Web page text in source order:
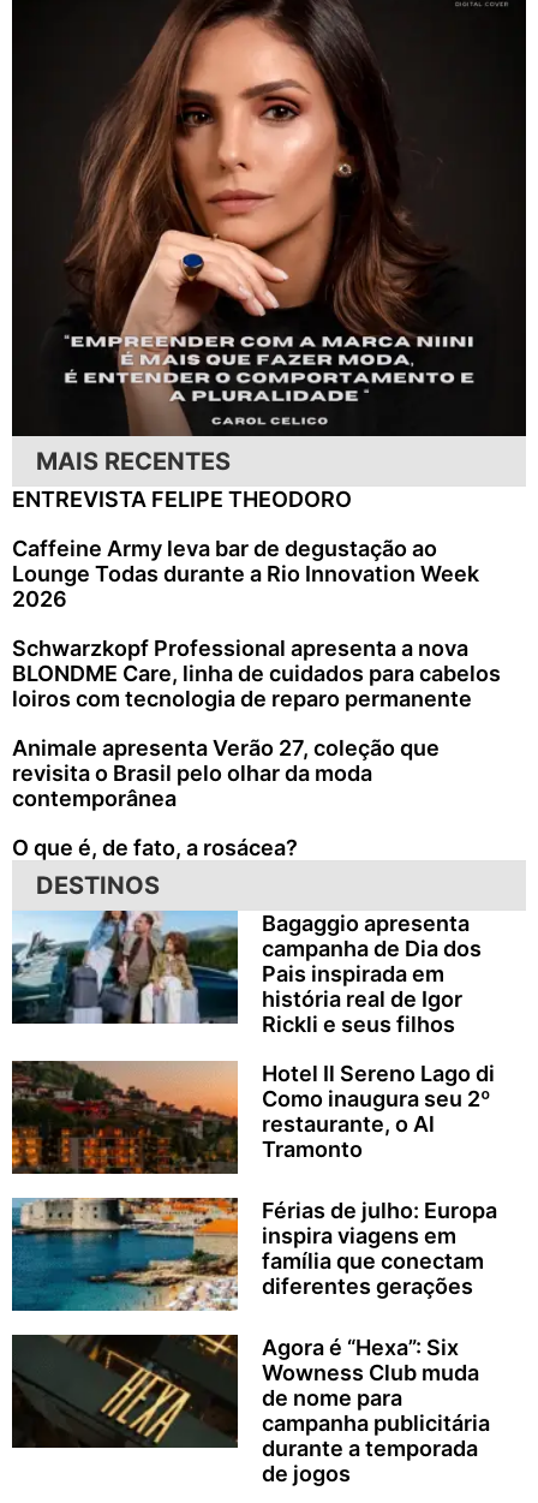
MAIS RECENTES
ENTREVISTA FELIPE THEODORO
Caffeine Army leva bar de degustação ao
Lounge Todas durante a Rio Innovation Week
2026
Schwarzkopf Professional apresenta a nova
BLONDME Care, linha de cuidados para cabelos
loiros com tecnologia de reparo permanente
Animale apresenta Verão 27, coleção que
revisita o Brasil pelo olhar da moda
contemporânea
O que é, de fato, a rosácea?
DESTINOS
Bagaggio apresenta
campanha de Dia dos
Pais inspirada em
história real de Igor
Rickli e seus filhos
Hotel Il Sereno Lago di
Como inaugura seu 2º
restaurante, o Al
Tramonto
Férias de julho: Europa
inspira viagens em
família que conectam
diferentes gerações
Agora é “Hexa”: Six
Wowness Club muda
de nome para
campanha publicitária
durante a temporada
de jogos